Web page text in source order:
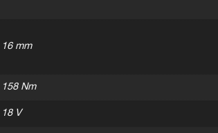
16 mm
158 Nm
18 V